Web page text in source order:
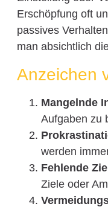
Erschöpfung oft
passives
man absichtlich
Anzeichen
Mangelnde
Aufgaben zu
werden
Fehlende
Ziele oder